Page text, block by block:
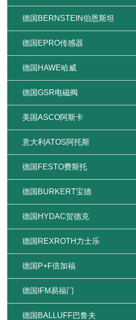
德国BERNSTEIN伯恩斯坦
德国EPRO传感器
德国HAWE哈威
德国GSR电磁阀
美国ASCO阿斯卡
意大利ATOS阿托斯
德国FESTO费斯托
德国BURKERT宝德
德国HYDAC贺德克
德国REXROTH力士乐
德国P+F倍加福
德国IFM易福门
德国BALLUFF巴鲁夫